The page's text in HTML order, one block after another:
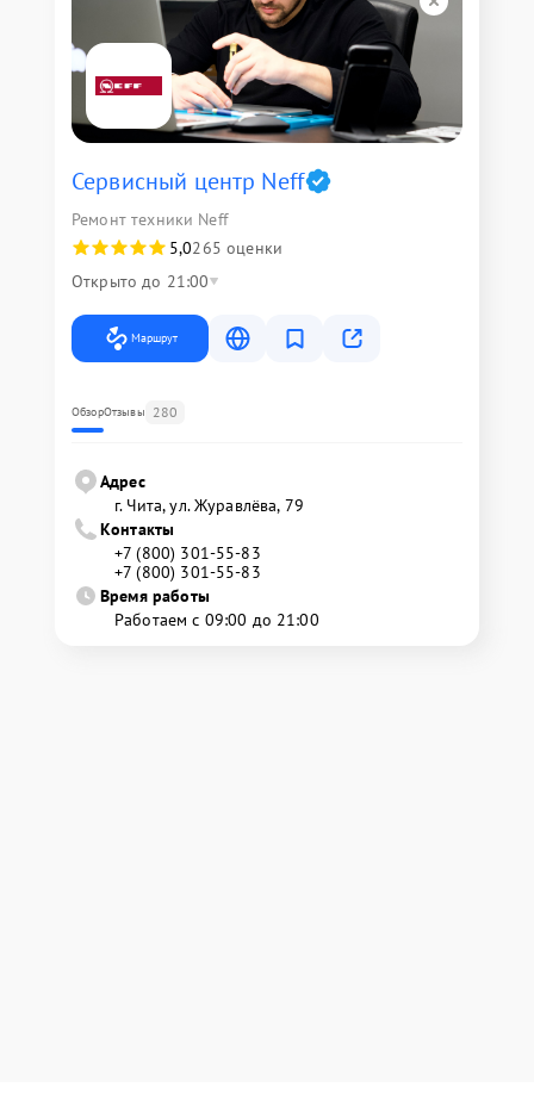
Сервисный центр Neff
Ремонт техники Neff
5,0265 оценки
Открыто до 21:00
Маршрут
ОбзорОтзывы 280
Адрес
г. Чита, ул. Журавлёва, 79
Контакты
+7 (800) 301-55-83
+7 (800) 301-55-83
Время работы
Работаем с 09:00 до 21:00